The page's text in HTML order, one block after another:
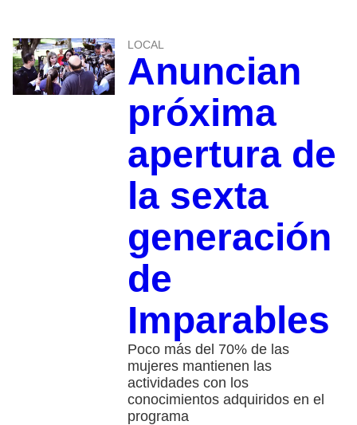
LOCAL
Anuncian
próxima
apertura de
la sexta
generación
de
Imparables
Poco más del 70% de las
mujeres mantienen las
actividades con los
conocimientos adquiridos en el
programa